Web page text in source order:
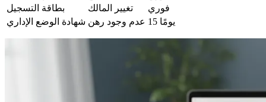
بطاقة التسجيل
تغيير المالك
فوري
شهادة الوضع الإداري عدم وجود رهن 15 يومًا